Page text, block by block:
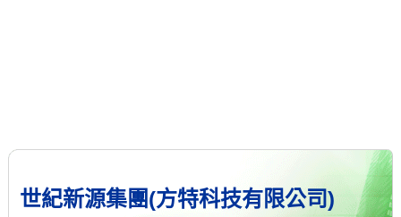
世紀新源集團(方特科技有限公司)